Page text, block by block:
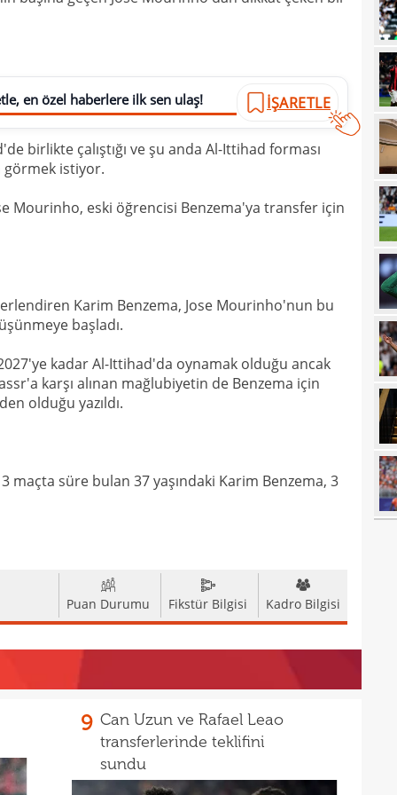
en özel haberlere ilk sen ulaş! İŞARETLE
birlikte çalıştığı ve şu anda Al-Ittihad forması
görmek istiyor.
Mourinho, eski öğrencisi Benzema'ya transfer için
Karim Benzema, Jose Mourinho'nun bu
başladı.
kadar Al-Ittihad'da oynamak olduğu ancak
karşı alınan mağlubiyetin de Benzema için
olduğu yazıldı.
maçta süre bulan 37 yaşındaki Karim Benzema, 3
Puan Durumu Fikstür Bilgisi Kadro Bilgisi
9 Can Uzun ve Rafael Leao
transferlerinde teklifini
sundu
öne